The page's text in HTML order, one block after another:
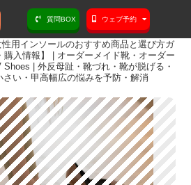
質問BOX ウェブ予約
用インソールのおすすめ商品と選び方ガ
購入情報】 | オーダーメイド靴・オーダー
| 外反母趾・靴づれ・靴が脱げる・
さい・甲高幅広の悩みを予防・解消